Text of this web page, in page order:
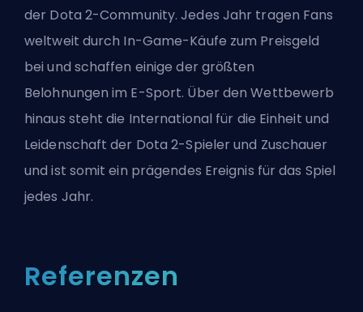
der Dota 2-Community. Jedes Jahr tragen Fans
weltweit durch In-Game-Käufe zum Preisgeld
bei und schaffen einige der größten
Belohnungen im E-Sport. Über den Wettbewerb
hinaus steht die International für die Einheit und
Leidenschaft der Dota 2-Spieler und Zuschauer
und ist somit ein prägendes Ereignis für das Spiel
jedes Jahr.
Referenzen